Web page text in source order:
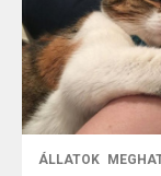
ÁLLATOK